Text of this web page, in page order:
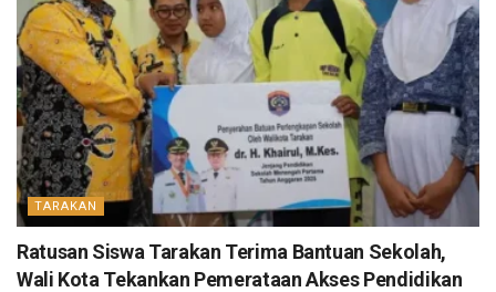
TARAKAN
Ratusan Siswa Tarakan Terima Bantuan Sekolah,
Wali Kota Tekankan Pemerataan Akses Pendidikan